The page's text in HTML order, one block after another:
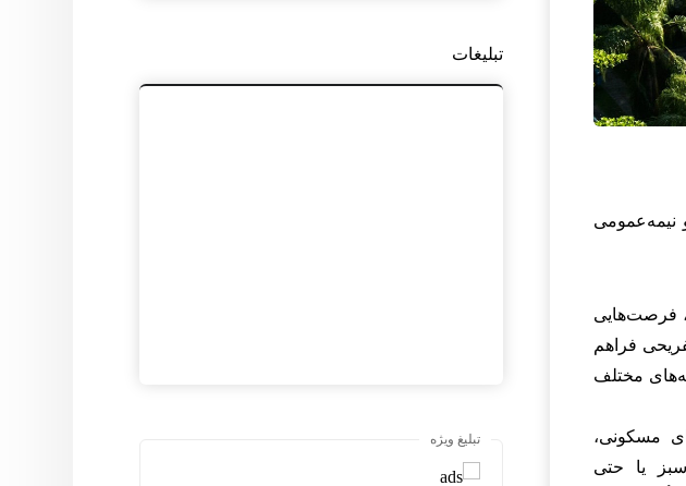
نیمه‌عمومی
فرصت‌هایی
فراهم
مختلف
مسکونی،
یا حتی
تبلیغات
تبلیغ ویژه